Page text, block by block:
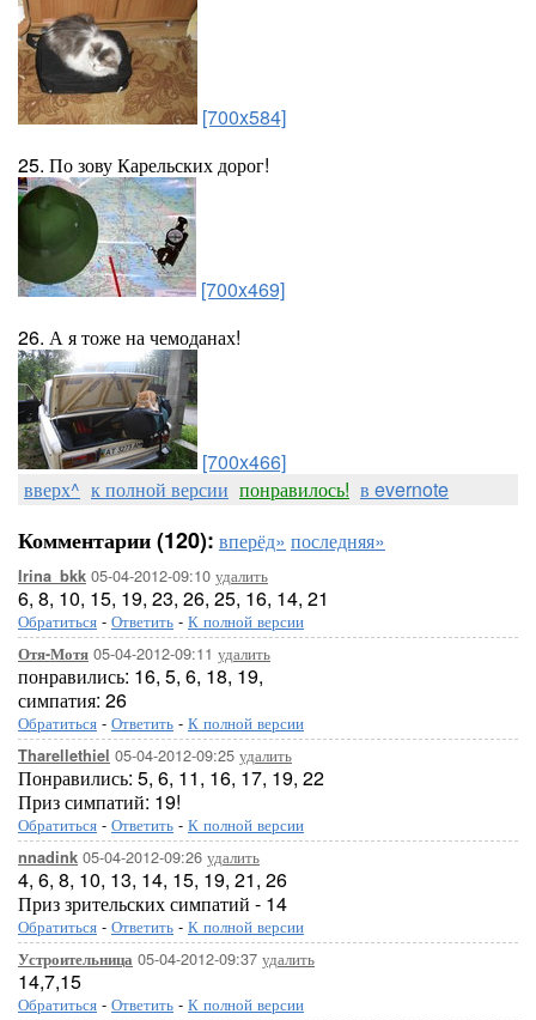
[700x584]
25. По зову Карельских дорог!
[700x469]
26. А я тоже на чемоданах!
[700x466]
вверх^ к полной версии понравилось! в evernote
Комментарии (120): вперёд» последняя»
Irina_bkk 05-04-2012-09:10 удалить
6, 8, 10, 15, 19, 23, 26, 25, 16, 14, 21
Обратиться - Ответить - К полной версии
Отя-Мотя 05-04-2012-09:11 удалить
понравились: 16, 5, 6, 18, 19,
симпатия: 26
Обратиться - Ответить - К полной версии
Tharellethiel 05-04-2012-09:25 удалить
Понравились: 5, 6, 11, 16, 17, 19, 22
Приз симпатий: 19!
Обратиться - Ответить - К полной версии
nnadink 05-04-2012-09:26 удалить
4, 6, 8, 10, 13, 14, 15, 19, 21, 26
Приз зрительских симпатий - 14
Обратиться - Ответить - К полной версии
Устроительница 05-04-2012-09:37 удалить
14,7,15
Обратиться - Ответить - К полной версии